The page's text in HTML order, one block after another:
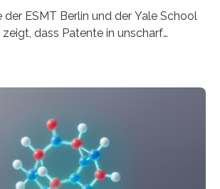
der ESMT Berlin und der Yale School
dass Patente in unscharf
Innovationen führen und
besonders dann, wenn
verschwimmen. Das zeigt neue
Carnabuci, Professor of
an der ESMT Berlin, und
an der Yale School of